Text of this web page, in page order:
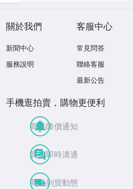
關於我們
新聞中心
服務說明
客服中心
常見問答
聯絡客服
最新公告
手機逛拍賣，購物更便利
商品降價通知
買賣即時溝通
商品到貨動態